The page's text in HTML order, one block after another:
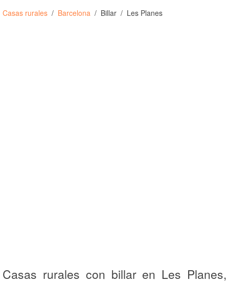
Casas rurales Barcelona Billar Les Planes
Casas rurales con billar en Les Planes,